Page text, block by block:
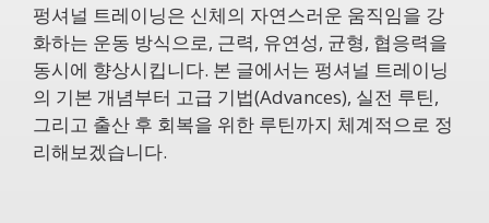
펑셔널 트레이닝은 신체의 자연스러운 움직임을 강
화하는 운동 방식으로, 근력, 유연성, 균형, 협응력을
동시에 향상시킵니다. 본 글에서는 펑셔널 트레이닝
의 기본 개념부터 고급 기법(Advances), 실전 루틴,
그리고 출산 후 회복을 위한 루틴까지 체계적으로 정
리해보겠습니다.